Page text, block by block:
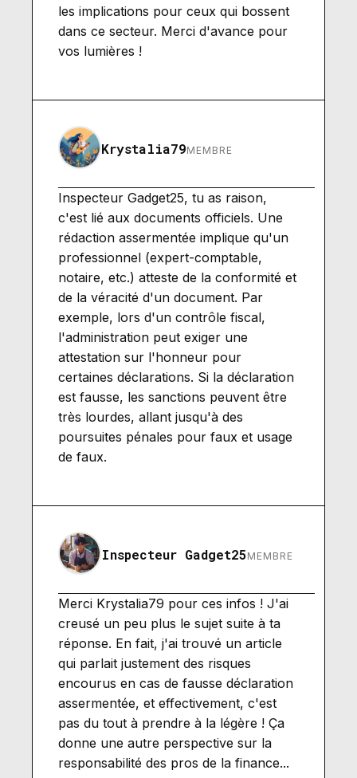
les implications pour ceux qui bossent
dans ce secteur. Merci d'avance pour
vos lumières !
Krystalia79MEMBRE
Inspecteur Gadget25, tu as raison,
c'est lié aux documents officiels. Une
rédaction assermentée implique qu'un
professionnel (expert-comptable,
notaire, etc.) atteste de la conformité et
de la véracité d'un document. Par
exemple, lors d'un contrôle fiscal,
l'administration peut exiger une
attestation sur l'honneur pour
certaines déclarations. Si la déclaration
est fausse, les sanctions peuvent être
très lourdes, allant jusqu'à des
poursuites pénales pour faux et usage
de faux.
Inspecteur Gadget25 MEMBRE
Merci Krystalia79 pour ces infos ! J'ai
creusé un peu plus le sujet suite à ta
réponse. En fait, j'ai trouvé un article
qui parlait justement des risques
encourus en cas de fausse déclaration
assermentée, et effectivement, c'est
pas du tout à prendre à la légère ! Ça
donne une autre perspective sur la
responsabilité des pros de la finance...